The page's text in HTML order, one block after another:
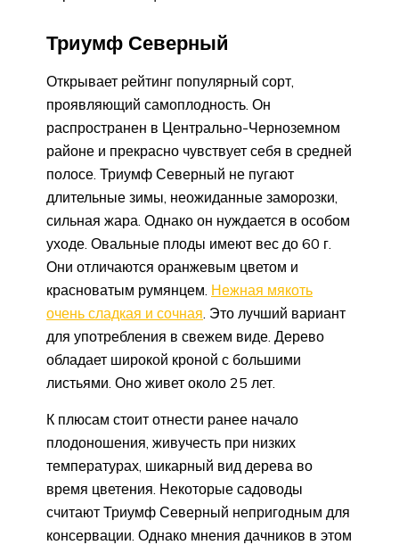
Триумф Северный
Открывает рейтинг популярный сорт,
проявляющий самоплодность. Он
распространен в Центрально-Черноземном
районе и прекрасно чувствует себя в средней
полосе. Триумф Северный не пугают
длительные зимы, неожиданные заморозки,
сильная жара. Однако он нуждается в особом
уходе. Овальные плоды имеют вес до 60 г.
Они отличаются оранжевым цветом и
красноватым румянцем. Нежная мякоть
очень сладкая и сочная . Это лучший вариант
для употребления в свежем виде. Дерево
обладает широкой кроной с большими
листьями. Оно живет около 25 лет.
К плюсам стоит отнести ранее начало
плодоношения, живучесть при низких
температурах, шикарный вид дерева во
время цветения. Некоторые садоводы
считают Триумф Северный непригодным для
консервации. Однако мнения дачников в этом